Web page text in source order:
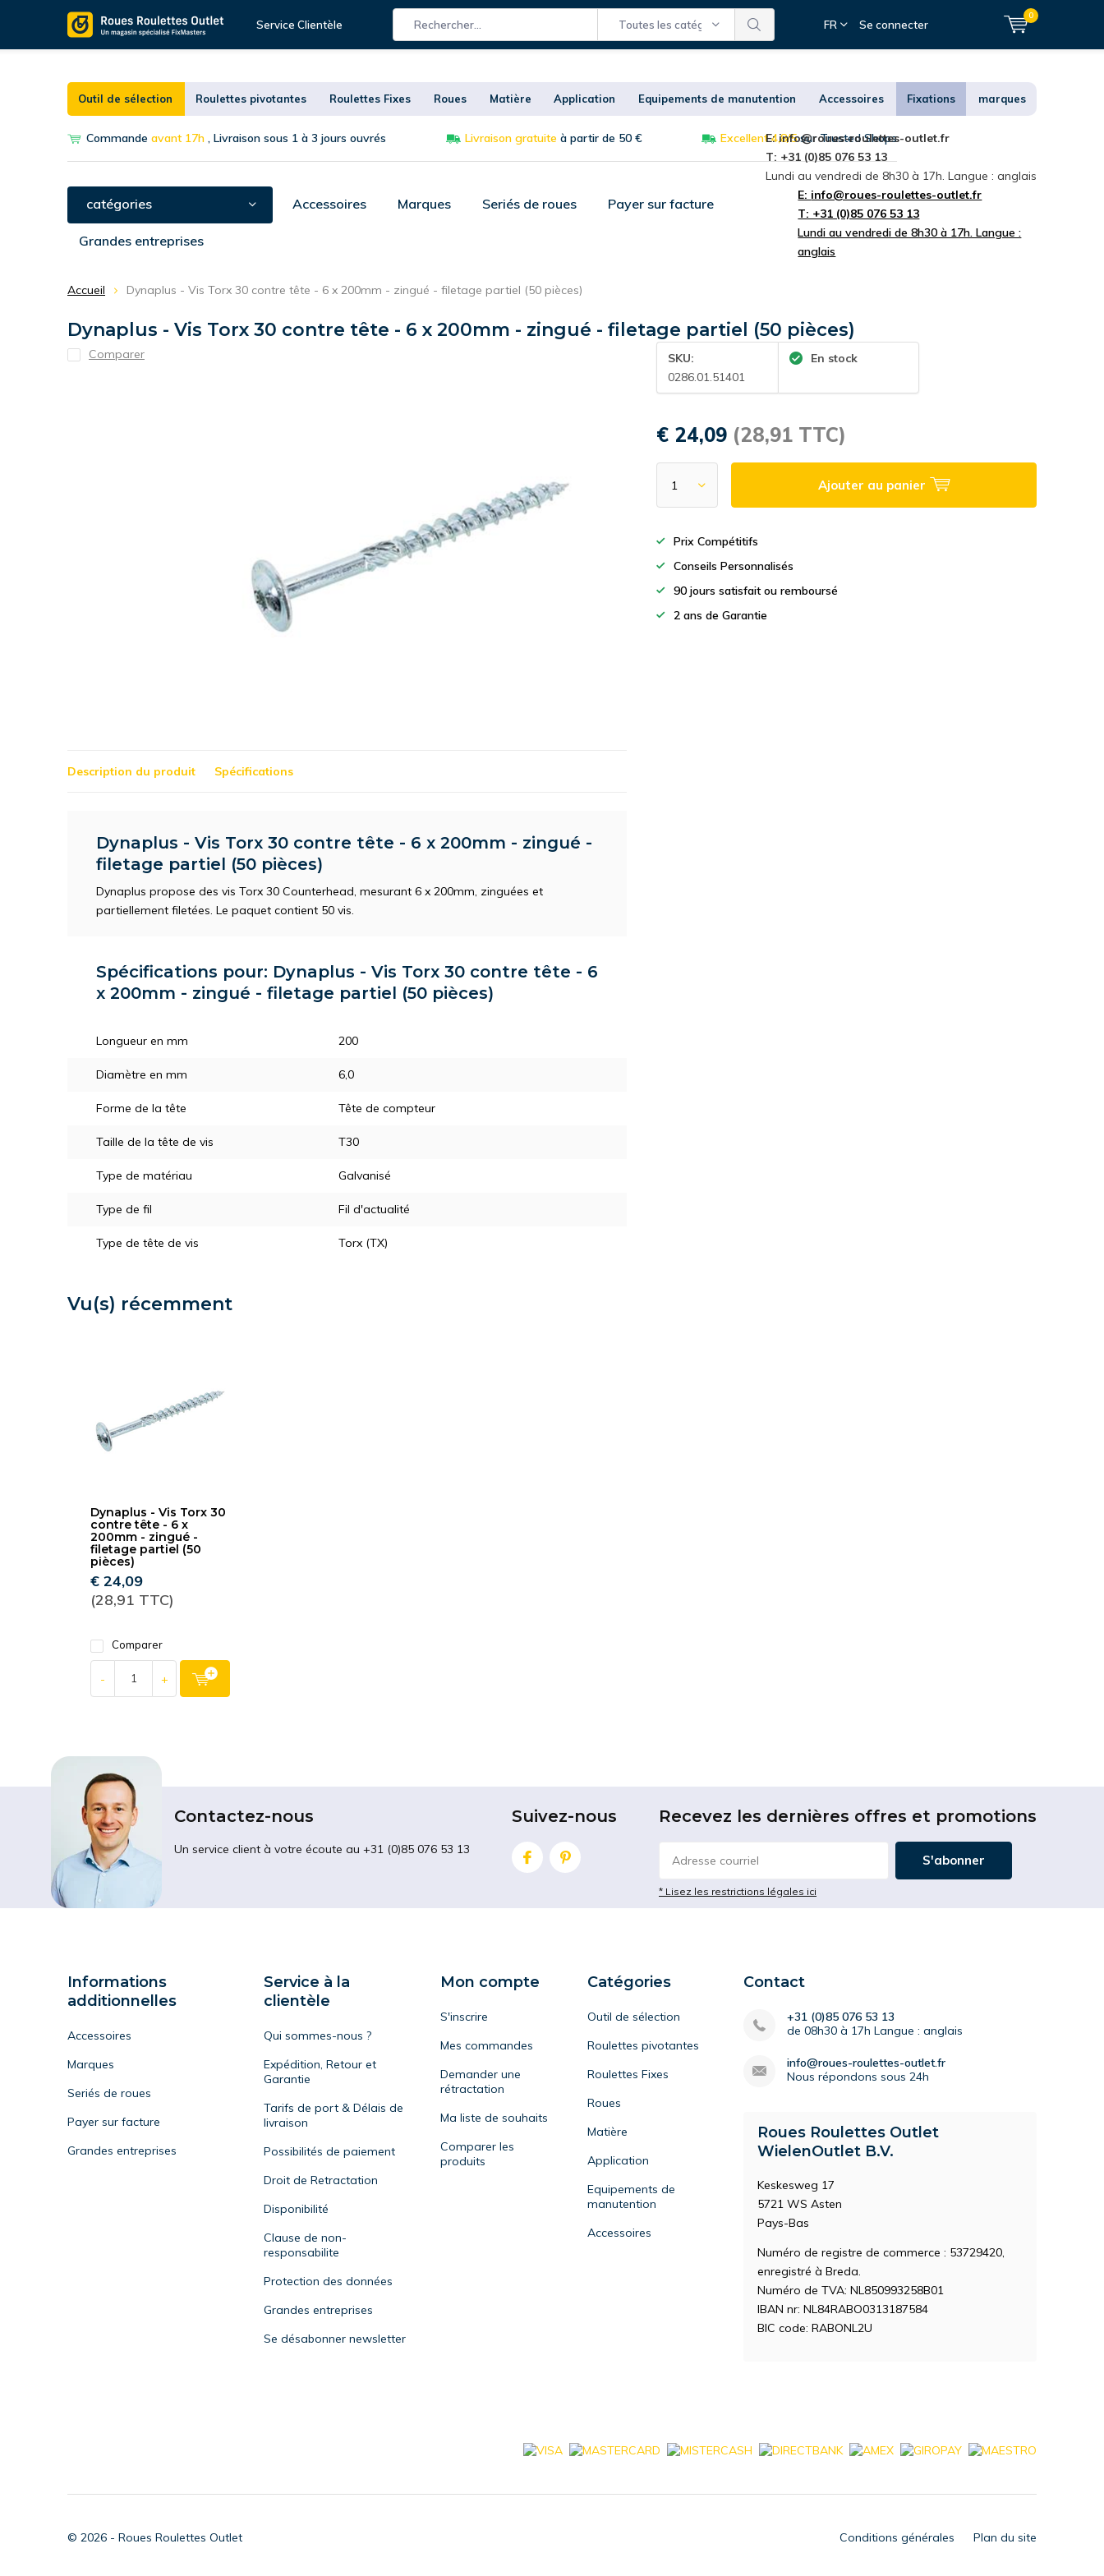
Service Clientèle Toutes les catégories FR Se connecter
0
Outil de sélection Roulettes pivotantes Roulettes Fixes Roues Matière Application Equipements de manutention Accessoires Fixations marques
Commande avant 17h , Livraison sous 1 à 3 jours ouvrés Livraison gratuite à partir de 50 € Excellent 4,8/5sur Trusted Shops
E:info@roues-roulettes-outlet.fr
T: +31 (0)85 076 53 13
Lundi au vendredi de 8h30 à 17h. Langue : anglais
catégories Accessoires Marques Seriés de roues Payer sur facture
Grandes entreprises
E: info@roues-roulettes-outlet.fr
T: +31 (0)85 076 53 13
Lundi au vendredi de 8h30 à 17h. Langue :
anglais
Accueil Dynaplus - Vis Torx 30 contre tête - 6 x 200mm - zingué - filetage partiel (50 pièces)
Dynaplus - Vis Torx 30 contre tête - 6 x 200mm - zingué - filetage partiel (50 pièces)
Comparer
SKU:
0286.01.51401
En stock
€ 24,09 (28,91 TTC)
Ajouter au panier
Prix Compétitifs
Conseils Personnalisés
90 jours satisfait ou remboursé
2 ans de Garantie
Description du produit Spécifications
Dynaplus - Vis Torx 30 contre tête - 6 x 200mm - zingué -
filetage partiel (50 pièces)
Dynaplus propose des vis Torx 30 Counterhead, mesurant 6 x 200mm, zinguées et
partiellement filetées. Le paquet contient 50 vis.
Spécifications pour: Dynaplus - Vis Torx 30 contre tête - 6
x 200mm - zingué - filetage partiel (50 pièces)
Longueur en mm 200
Diamètre en mm 6,0
Forme de la tête Tête de compteur
Taille de la tête de vis T30
Type de matériau Galvanisé
Type de fil Fil d'actualité
Type de tête de vis Torx (TX)
Vu(s) récemment
Dynaplus - Vis Torx 30
contre tête - 6 x
200mm - zingué -
filetage partiel (50
pièces)
€ 24,09
(28,91 TTC)
Comparer
- +
Contactez-nous
Un service client à votre écoute au +31 (0)85 076 53 13
Suivez-nous Recevez les dernières offres et promotions
S'abonner
* Lisez les restrictions légales ici
Informations
additionnelles
Accessoires
Marques
Seriés de roues
Payer sur facture
Grandes entreprises
Service à la
clientèle
Qui sommes-nous ?
Expédition, Retour et
Garantie
Tarifs de port & Délais de
livraison
Possibilités de paiement
Droit de Retractation
Disponibilité
Clause de non-
responsabilite
Protection des données
Grandes entreprises
Se désabonner newsletter
Mon compte
S'inscrire
Mes commandes
Demander une
rétractation
Ma liste de souhaits
Comparer les
produits
Catégories
Outil de sélection
Roulettes pivotantes
Roulettes Fixes
Roues
Matière
Application
Equipements de
manutention
Accessoires
Contact
+31 (0)85 076 53 13
de 08h30 à 17h Langue : anglais
info@roues-roulettes-outlet.fr
Nous répondons sous 24h
Roues Roulettes Outlet
WielenOutlet B.V.
Keskesweg 17
5721 WS Asten
Pays-Bas
Numéro de registre de commerce : 53729420,
enregistré à Breda.
Numéro de TVA: NL850993258B01
IBAN nr: NL84RABO0313187584
BIC code: RABONL2U
© 2026 - Roues Roulettes Outlet Conditions générales Plan du site